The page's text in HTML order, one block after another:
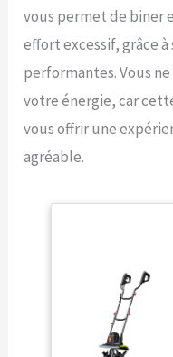
vous permet de biner
effort excessif, grâce à
performantes. Vous
votre énergie, car
vous offrir une
agréable.